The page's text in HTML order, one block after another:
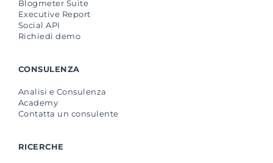
Blogmeter Suite
Executive Report
Social API
Richiedi demo
CONSULENZA
Analisi e Consulenza
Academy
Contatta un consulente
RICERCHE